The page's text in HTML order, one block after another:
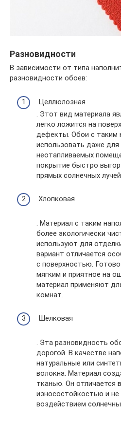
Разновидности
В зависимости от типа
разновидности обоев:
Целлюлозная
. Этот вид материала
легко ложится на
дефекты. Обои с таким
использовать даже для
неотапливаемых
покрытие быстро
прямых солнечных
Хлопковая
. Материал с таким
более экологически
используют для
вариант отличается
с поверхностью.
мягким и приятное на
материал применяют
комнат.
Шелковая
. Эта разновидность
дорогой. В качестве
натуральные или
волокна. Материал
тканью. Он отличается
износостойкостью и не
воздействием